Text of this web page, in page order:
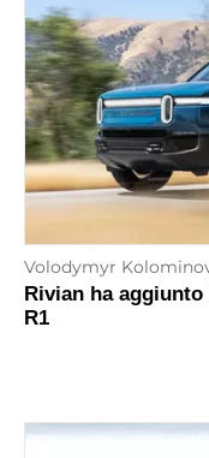
Volodymyr
Rivian ha
R1